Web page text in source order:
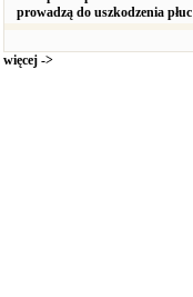
prowadzą do uszkodzenia płuc
więcej ->